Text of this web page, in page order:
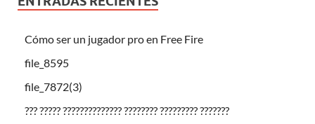
Cómo ser un jugador pro en Free Fire
file_8595
file_7872(3)
??? ????? ?????????????? ???????? ????????? ???????